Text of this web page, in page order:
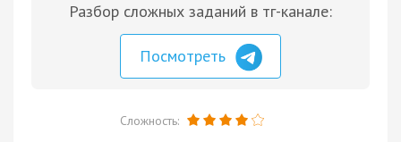
Разбор сложных заданий в тг-канале:
Посмотреть
Сложность: